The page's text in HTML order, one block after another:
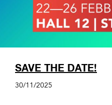
SAVE THE DATE!
30/11/2025